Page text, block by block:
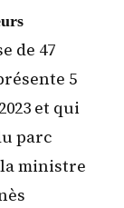
de 47
5
et qui
parc
ministre